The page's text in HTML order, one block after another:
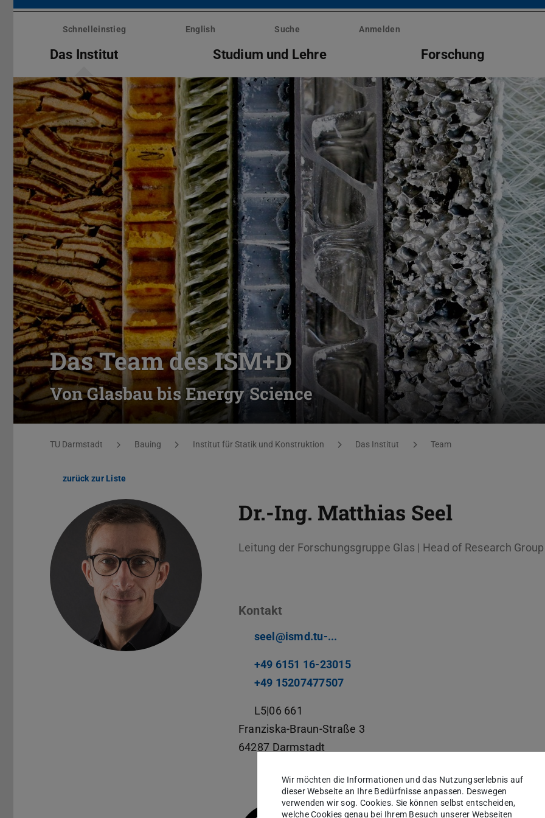
Menü
überspringenSchnelleinstieg English Suche Anmelden
Das Institut Studium und Lehre Forschung
Das Team des ISM+D
Von Glasbau bis Energy Science
Sie befinden sich hier:
TU Darmstadt Bauing Institut für Statik und Konstruktion Das Institut Team
zurück zur Liste
Dr.-Ing. Matthias Seel
Leitung der Forschungsgruppe Glas | Head of Research
Kontakt
seel@ismd.tu-...
+49 6151 16-23015
+49 15207477507
L5|06 661
Franziska-Braun-Straße 3
64287 Darmstadt
Wir möchten die Informationen und das Nutzungserlebnis auf
dieser Webseite an Ihre Bedürfnisse anpassen. Deswegen
verwenden wir sog. Cookies. Sie können selbst entscheiden,
welche Cookies genau bei Ihrem Besuch unserer Webseiten